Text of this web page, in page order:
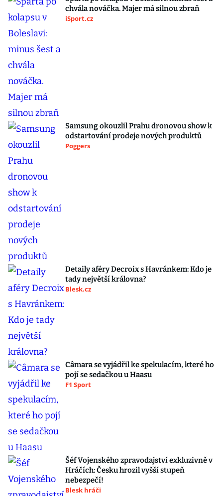
chvála nováčka. Majer má silnou zbraň
iSport.cz
Samsung okouzlil Prahu dronovou show k
odstartování prodeje nových produktů
Poggers
Detaily aféry Decroix s Havránkem: Kdo je
tady největší královna?
Blesk.cz
Câmara se vyjádřil ke spekulacím, které ho
pojí se sedačkou u Haasu
F1 Sport
Šéf Vojenského zpravodajství exkluzivně v
Hráčích: Česku hrozil vyšší stupeň
nebezpečí!
Blesk hráči